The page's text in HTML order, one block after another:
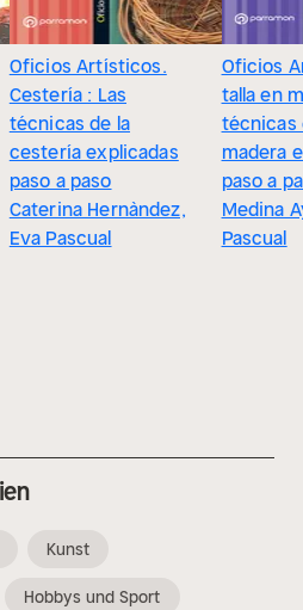
Oficios Artísticos.
Cestería : Las
técnicas de la
cestería explicadas
paso a paso
Caterina Hernàndez,
Eva Pascual
Oficios
talla en
técnicas
madera
paso a
Medina
Pascual
Kunst
Hobbys und Sport